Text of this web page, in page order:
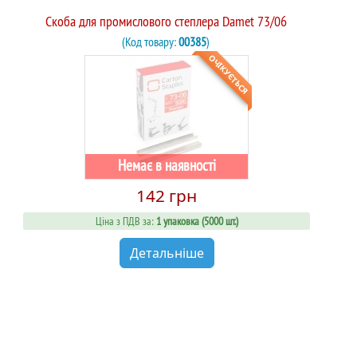
Скоба для промислового степлера Damet 73/06
(Код товару:00385)
Немає в наявності
ОЧІКУЄТЬСЯ
142 грн
Ціна з ПДВ за: 1 упаковка (5000 шт.)
Детальніше